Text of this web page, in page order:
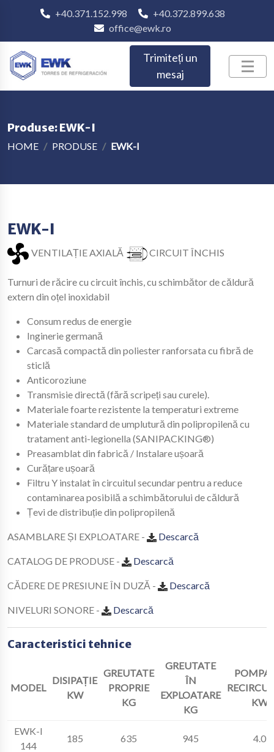
+40.371.152.998
+40.372.899.638
office@ewk.ro
Trimiteți un
mesaj
Produse: EWK-I
HOME PRODUSE EWK-I
EWK-I
VENTILAȚIE AXIALĂ CIRCUIT ÎNCHIS
Turnuri de răcire cu circuit închis, cu schimbător de căldură
extern din oțel inoxidabil
Consum redus de energie
Inginerie germană
Carcasă compactă din poliester ranforsata cu fibră de
sticlă
Anticoroziune
Transmisie directă (fără scripeți sau curele).
Materiale foarte rezistente la temperaturi extreme
Materiale standard de umplutură din polipropilenă cu
tratament anti-legionella (SANIPACKING®)
Preasamblat din fabrică / Instalare ușoară
Curățare ușoară
Filtru Y instalat în circuitul secundar pentru a reduce
contaminarea posibilă a schimbătorului de căldură
Țevi de distribuție din polipropilenă
ASAMBLARE ȘI EXPLOATARE - Descarcă
CATALOG DE PRODUSE - Descarcă
CĂDERE DE PRESIUNE ÎN DUZĂ - Descarcă
NIVELURI SONORE - Descarcă
Caracteristici tehnice
MODEL
DISIPAȚIE
KW
GREUTATE
PROPRIE
KG
GREUTATE
ÎN
EXPLOATARE
KG
POMPA
KW
EWK-I
144
185 635 945 4.0